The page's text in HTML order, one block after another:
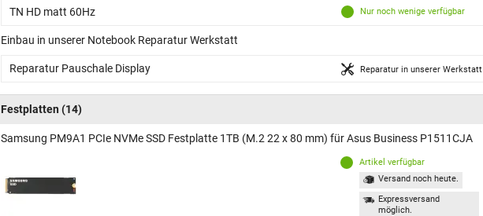
TN HD matt 60Hz Nur noch wenige verfügbar
Einbau in unserer Notebook Reparatur Werkstatt
Reparatur Pauschale Display Reparatur in unserer Werkstatt
Festplatten (14)
Samsung PM9A1 PCIe NVMe SSD Festplatte 1TB (M.2 22 x 80 mm) für Asus Business P1511CJA
Artikel verfügbar
Versand noch heute.
Expressversand
möglich.